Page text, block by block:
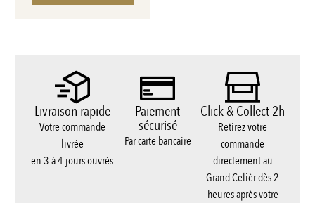
Livraison rapide
Votre commande
livrée
en 3 à 4 jours ouvrés
Paiement
sécurisé
Par carte bancaire
Click & Collect 2h
Retirez votre
commande
directement au
Grand Celièr dès 2
heures après votre